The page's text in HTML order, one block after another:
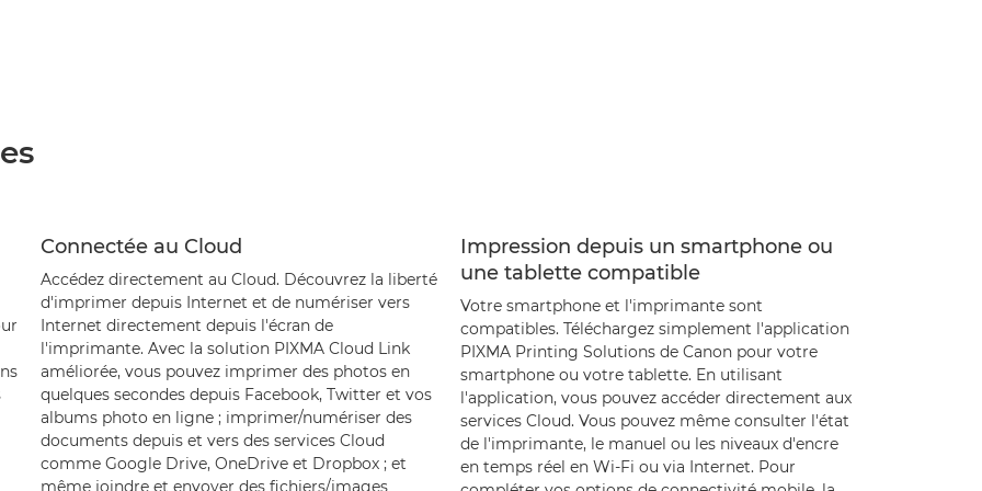
Connectée au Cloud
Accédez directement au Cloud. Découvrez la liberté
d'imprimer depuis Internet et de numériser vers
Internet directement depuis l'écran de
l'imprimante. Avec la solution PIXMA Cloud Link
améliorée, vous pouvez imprimer des photos en
quelques secondes depuis Facebook, Twitter et vos
albums photo en ligne ; imprimer/numériser des
documents depuis et vers des services Cloud
comme Google Drive, OneDrive et Dropbox ; et
même joindre et envoyer des fichiers/images
Impression depuis un smartphone ou
une tablette compatible
Votre smartphone et l'imprimante sont
compatibles. Téléchargez simplement l'application
PIXMA Printing Solutions de Canon pour votre
smartphone ou votre tablette. En utilisant
l'application, vous pouvez accéder directement aux
services Cloud. Vous pouvez même consulter l'état
de l'imprimante, le manuel ou les niveaux d'encre
en temps réel en Wi-Fi ou via Internet. Pour